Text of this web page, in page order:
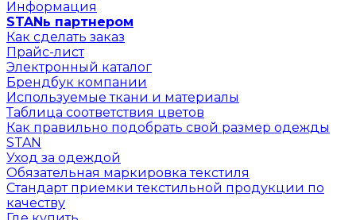
Информация
STANь партнером
Как сделать заказ
Прайс-лист
Электронный каталог
Брендбук компании
Используемые ткани и материалы
Таблица соответствия цветов
Как правильно подобрать свой размер одежды
STAN
Уход за одеждой
Обязательная маркировка текстиля
Стандарт приемки текстильной продукции по
качеству